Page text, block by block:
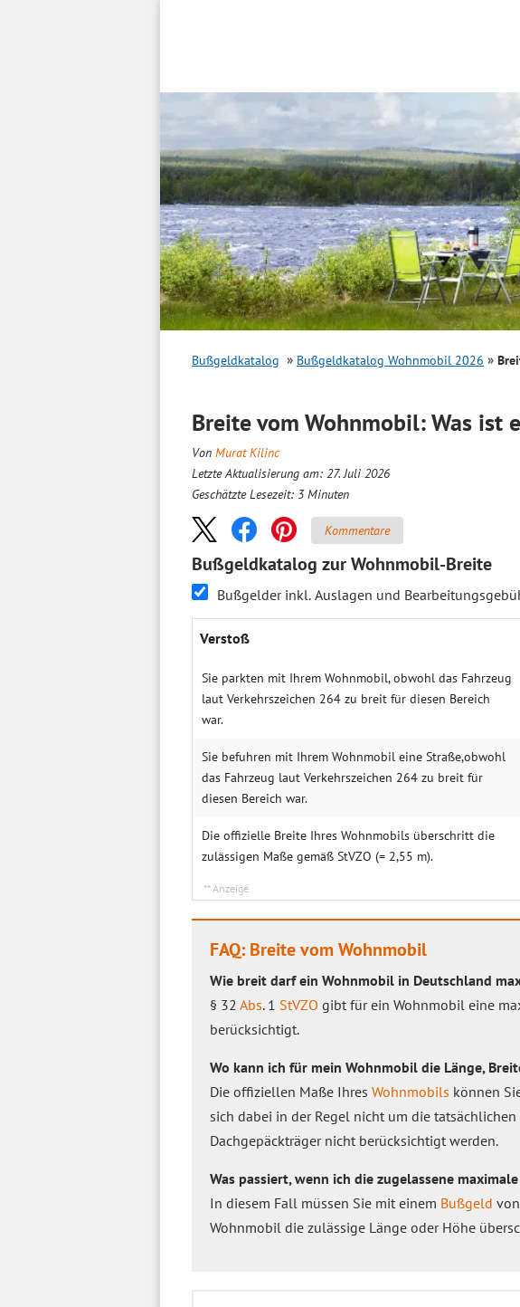
Bußgeldkatalog Bußgeldkatalog Wohnmobil 2026
Breite vom Wohnmobil: Was ist
Von Murat Kilinc
Letzte Aktualisierung am: 27. Juli 2026
Geschätzte Lesezeit: 3 Minuten
Kommentare
Bußgeldkatalog zur Wohnmobil-Breite
Bußgelder inkl. Auslagen und
Verstoß
Sie parkten mit Ihrem Wohnmobil, obwohl das Fahrzeug
laut Verkehrszeichen 264 zu breit für diesen Bereich
war.
Sie befuhren mit Ihrem Wohnmobil eine Straße,obwohl
das Fahrzeug laut Verkehrszeichen 264 zu breit für
diesen Bereich war.
Die offizielle Breite Ihres Wohnmobils überschritt die
zulässigen Maße gemäß StVZO (= 2,55 m).
FAQ: Breite vom Wohnmobil
Wie breit darf ein Wohnmobil in Deutschland
§ 32 Abs. 1 StVZO gibt für ein Wohnmobil eine
berücksichtigt.
Wo kann ich für mein Wohnmobil die Länge,
Die offiziellen Maße Ihres Wohnmobils können
sich dabei in der Regel nicht um die
Dachgepäckträger nicht berücksichtigt werden.
Was passiert, wenn ich die zugelassene
In diesem Fall müssen Sie mit einem Bußgeld
Wohnmobil die zulässige Länge oder Höhe